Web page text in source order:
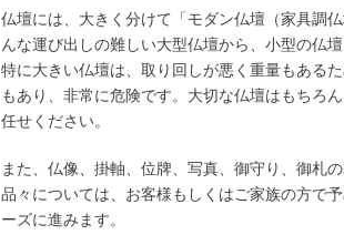
仏壇には、大きく分けて「モダン仏壇（家具調
んな運び出しの難しい大型仏壇から、小型の仏
特に大きい仏壇は、取り回しが悪く重量もある
もあり、非常に危険です。大切な仏壇はもちろ
任せください。
また、仏像、掛軸、位牌、写真、御守り、御札
品々については、お客様もしくはご家族の方で
ーズに進みます。